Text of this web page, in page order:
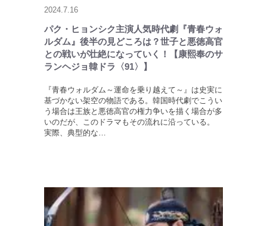
2024.7.16
パク・ヒョンシク主演人気時代劇『青春ウォ
ルダム』後半の見どころは？世子と悪徳高官
との戦いが壮絶になっていく！【康熙奉のサ
ランヘジョ韓ドラ〈91〉】
『青春ウォルダム～運命を乗り越えて～』は史実に
基づかない架空の物語である。韓国時代劇でこうい
う場合は王族と悪徳高官の権力争いを描く場合が多
いのだが、このドラマもその流れに沿っている。
実際、典型的な…